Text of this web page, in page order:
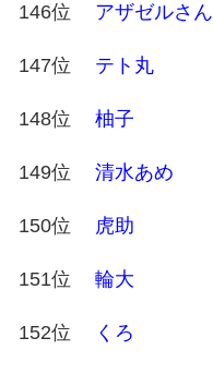
146位 アザゼルさん
147位 テト丸
148位 柚子
149位 清水あめ
150位 虎助
151位 輪大
152位 くろ